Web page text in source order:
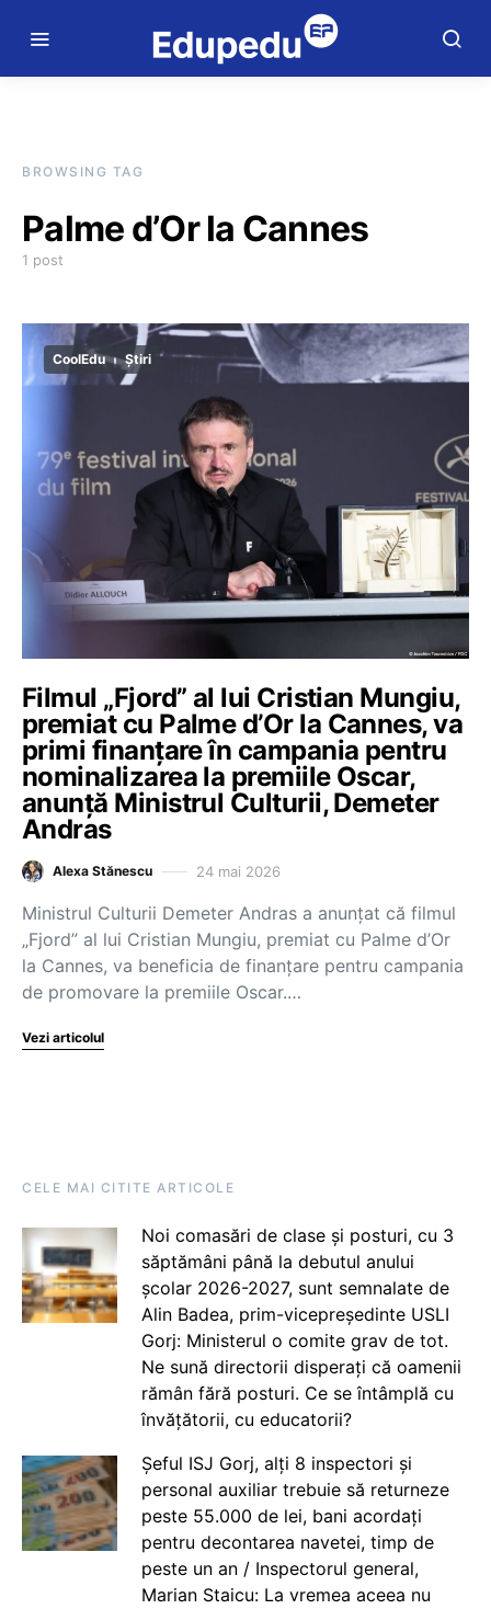
BROWSING TAG
Palme d’Or la Cannes
1 post
CoolEdu Știri
Filmul „Fjord” al lui Cristian Mungiu,
premiat cu Palme d’Or la Cannes, va
primi finanțare în campania pentru
nominalizarea la premiile Oscar,
anunță Ministrul Culturii, Demeter
Andras
Alexa Stănescu 24 mai 2026
Ministrul Culturii Demeter Andras a anunțat că filmul
„Fjord” al lui Cristian Mungiu, premiat cu Palme d’Or
la Cannes, va beneficia de finanțare pentru campania
de promovare la premiile Oscar.…
Vezi articolul
CELE MAI CITITE ARTICOLE
Noi comasări de clase și posturi, cu 3
săptămâni până la debutul anului
școlar 2026-2027, sunt semnalate de
Alin Badea, prim-vicepreședinte USLI
Gorj: Ministerul o comite grav de tot.
Ne sună directorii disperați că oamenii
rămân fără posturi. Ce se întâmplă cu
învățătorii, cu educatorii?
Șeful ISJ Gorj, alți 8 inspectori și
personal auxiliar trebuie să returneze
peste 55.000 de lei, bani acordați
pentru decontarea navetei, timp de
peste un an / Inspectorul general,
Marian Staicu: La vremea aceea nu